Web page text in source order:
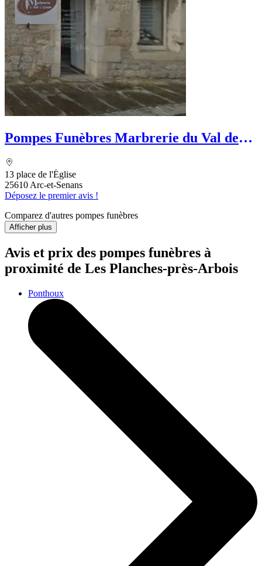
Pompes Funèbres Marbrerie du Val de
13 place de l'Église
25610 Arc-et-Senans
Déposez le premier avis !
Comparez d'autres pompes funèbres
Afficher plus
Avis et prix des pompes funèbres à
proximité de Les Planches-près-Arbois
Ponthoux